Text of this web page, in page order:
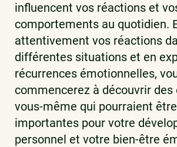
influencent vos réactions et
comportements au quotidien.
attentivement vos réactions
différentes situations et en
récurrences émotionnelles,
commencerez à découvrir
vous-même qui pourraient
importantes pour votre
personnel et votre bien-être